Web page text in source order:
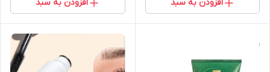
افزودن به سبد افزودن به سبد